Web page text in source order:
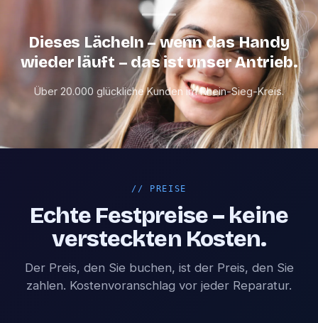
Dieses Lächeln – wenn das Handy
wieder läuft – das ist unser Antrieb.
Über 20.000 glückliche Kunden im Rhein-Sieg-Kreis.
// PREISE
Echte Festpreise – keine
versteckten Kosten.
Der Preis, den Sie buchen, ist der Preis, den Sie
zahlen. Kostenvoranschlag vor jeder Reparatur.